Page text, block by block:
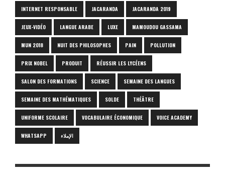
INTERNET RESPONSABLE JACARANDA JACARANDA 2019
JEUX-VIDÉO LANGUE ARABE LUXE MAMOUDOU GASSAMA
MUN 2018 NUIT DES PHILOSOPHES PAIN POLLUTION
PRIX NOBEL PRODUIT RÉUSSIR LES LYCÉENS
SALON DES FORMATIONS SCIENCE SEMAINE DES LANGUES
SEMAINE DES MATHÉMATIQUES SOLDE THÉÂTRE
UNIFORME SCOLAIRE VOCABULAIRE ÉCONOMIQUE VOICE ACADEMY
WHATSAPP الإملاء